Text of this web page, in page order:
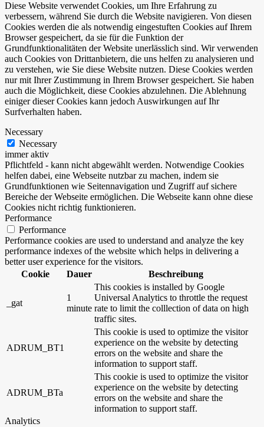
Diese Website verwendet Cookies, um Ihre Erfahrung zu
verbessern, während Sie durch die Website navigieren. Von diesen
Cookies werden die als notwendig eingestuften Cookies auf Ihrem
Browser gespeichert, da sie für die Funktion der
Grundfunktionalitäten der Website unerlässlich sind. Wir verwenden
auch Cookies von Drittanbietern, die uns helfen zu analysieren und
zu verstehen, wie Sie diese Website nutzen. Diese Cookies werden
nur mit Ihrer Zustimmung in Ihrem Browser gespeichert. Sie haben
auch die Möglichkeit, diese Cookies abzulehnen. Die Ablehnung
einiger dieser Cookies kann jedoch Auswirkungen auf Ihr
Surfverhalten haben.
Necessary
Necessary
immer aktiv
Pflichtfeld - kann nicht abgewählt werden. Notwendige Cookies
helfen dabei, eine Webseite nutzbar zu machen, indem sie
Grundfunktionen wie Seitennavigation und Zugriff auf sichere
Bereiche der Webseite ermöglichen. Die Webseite kann ohne diese
Cookies nicht richtig funktionieren.
Performance
Performance
Performance cookies are used to understand and analyze the key
performance indexes of the website which helps in delivering a
better user experience for the visitors.
Cookie
Dauer Beschreibung
_gat
1
minute
This cookies is installed by Google
Universal Analytics to throttle the request
rate to limit the colllection of data on high
traffic sites.
ADRUM_BT1
This cookie is used to optimize the visitor
experience on the website by detecting
errors on the website and share the
information to support staff.
ADRUM_BTa
This cookie is used to optimize the visitor
experience on the website by detecting
errors on the website and share the
information to support staff.
Analytics